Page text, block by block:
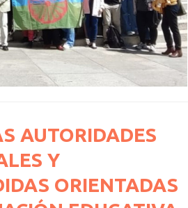
AUTORIDADES
Y
ORIENTADAS